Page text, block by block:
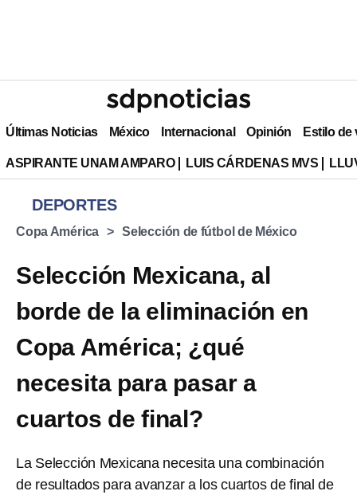
Últimas Noticias México Internacional Opinión Estilo de
ASPIRANTE UNAM AMPARO LUIS CÁRDENAS MVS
DEPORTES
Copa América Selección de fútbol de México
Selección Mexicana, al
borde de la eliminación en
Copa América; ¿qué
necesita para pasar a
cuartos de final?
La Selección Mexicana necesita una combinación
de resultados para avanzar a los cuartos de final de